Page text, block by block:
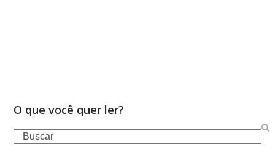
O que você quer ler?
Search